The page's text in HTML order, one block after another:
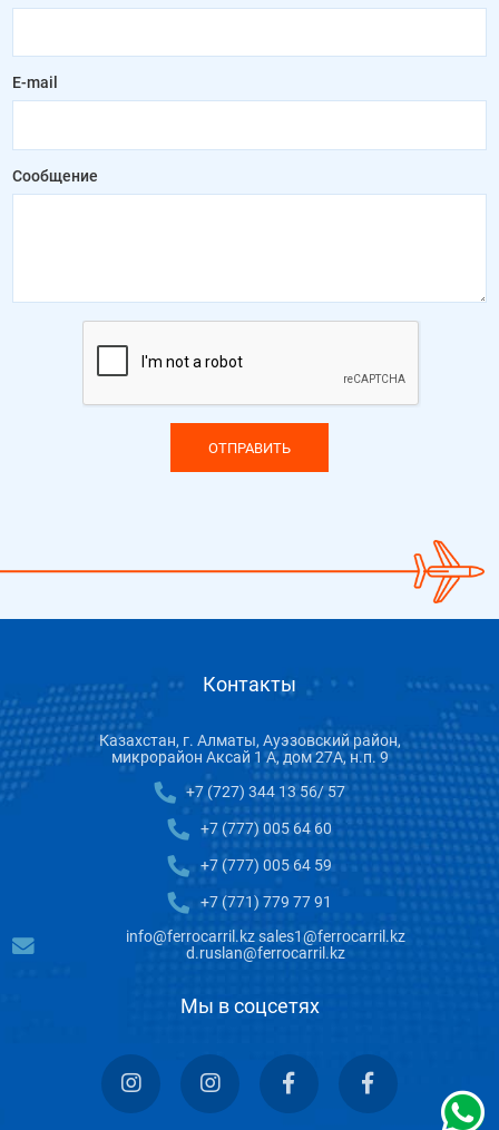
E-mail
Сообщение
ОТПРАВИТЬ
Мы в соцсетях
Контакты
Казахстан, г. Алматы, Ауэзовский район,
микрорайон Аксай 1 А, дом 27А, н.п. 9
+7 (727) 344 13 56/ 57
+7 (777) 005 64 60
+7 (777) 005 64 59
+7 (771) 779 77 91
info@ferrocarril.kz sales1@ferrocarril.kz
d.ruslan@ferrocarril.kz